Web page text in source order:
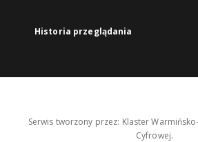
Historia przeglądania
Serwis tworzony przez: Klaster
Cyfrowej.